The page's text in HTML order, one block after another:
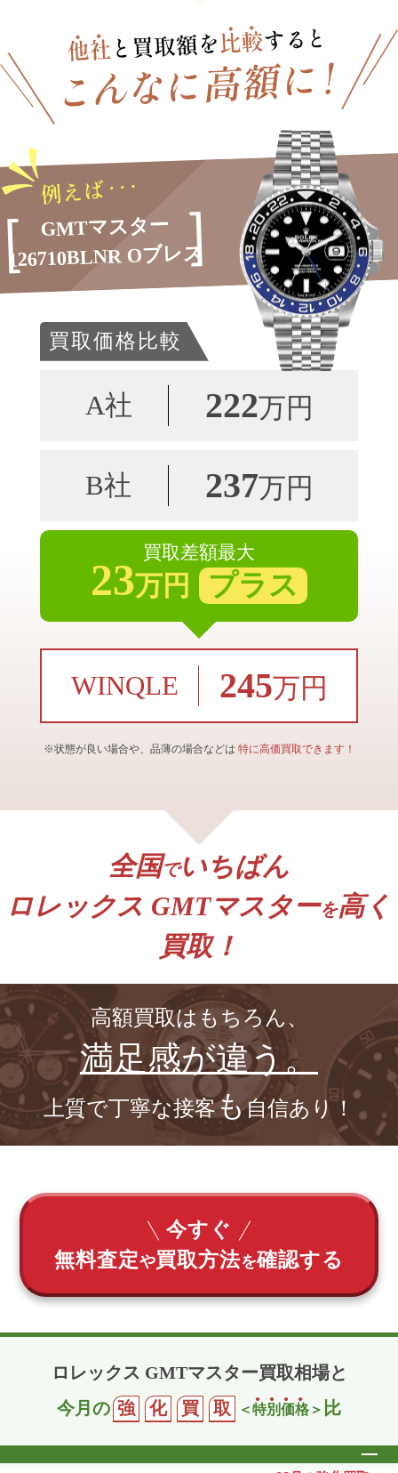
GMTマスター
126710BLNR Oブレス
買取価格比較
A社 222万円
B社 237万円
買取差額最大
23万円 プラス
WINQLE 245万円
※状態が良い場合や、品薄の場合などは 特に高価買取できます！
全国でいちばん
ロレックス GMTマスターを高く
買取！
高額買取はもちろん、
満足感が違う。
上質で丁寧な接客も自信あり！
今すぐ
無料査定や買取方法を確認する
ロレックス GMTマスター買取相場と
今月の 強 化 買 取 ＜特別価格 ＞ 比